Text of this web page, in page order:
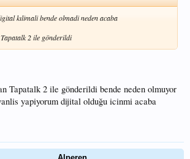
kılimali bende olmadi neden acaba
2 ile gönderildi
Tapatalk 2 ile gönderildi bende neden olmuyor
yapiyorum dijital olduğu icinmi acaba